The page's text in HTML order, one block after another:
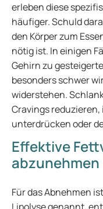
erleben diese
häufiger. Schuld
den Körper zum
nötig ist. In einigen
Gehirn zu
besonders schwer
widerstehen.
Cravings
unterdrücken oder
Effektive
abzunehmen
Für das Abnehmen